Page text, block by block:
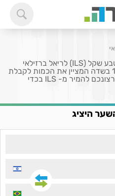
בעמוד זה תוכלו להמיר את המטבע שקל (ILS) לריאל ברזילאי
(BRL) בלחיצת כפתור. השאירו 1 בשדה המציין את הכמות לקבלת
שער או הזינו כמות מטבעות שברצונכם להמיר מ- ILS בכדי
היציג